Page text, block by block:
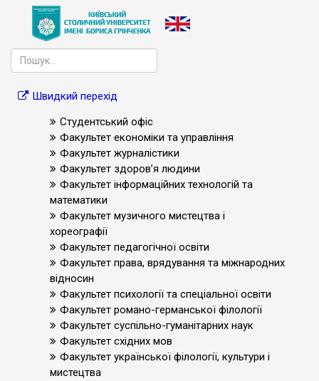
Швидкий перехід
Студентський офіс
Факультет економіки та управління
Факультет журналістики
Факультет здоров’я людини
Факультет інформаційних технологій та
математики
Факультет музичного мистецтва і
хореографії
Факультет педагогічної освіти
Факультет права, врядування та міжнародних
відносин
Факультет психології та спеціальної освіти
Факультет романо-германської філології
Факультет суспільно-гуманітарних наук
Факультет східних мов
Факультет української філології, культури і
мистецтва